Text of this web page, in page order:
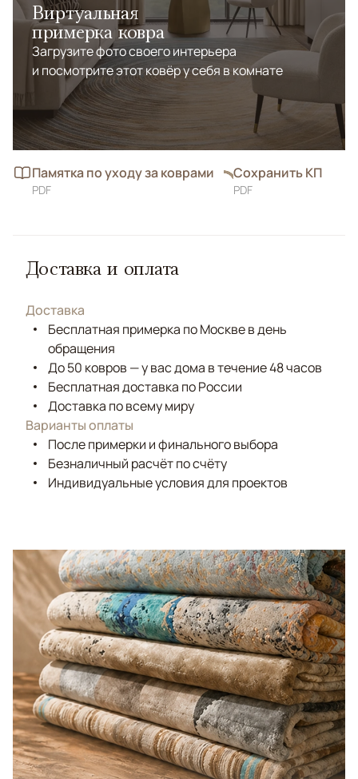
Виртуальная
примерка ковра
Загрузите фото своего интерьера
и посмотрите этот ковёр у себя в комнате
Памятка по уходу за коврами
PDF
Сохранить КП
PDF
Доставка и оплата
Доставка
Бесплатная примерка по Москве в день
обращения
До 50 ковров — у вас дома в течение 48 часов
Бесплатная доставка по России
Доставка по всему миру
Варианты оплаты
После примерки и финального выбора
Безналичный расчёт по счёту
Индивидуальные условия для проектов